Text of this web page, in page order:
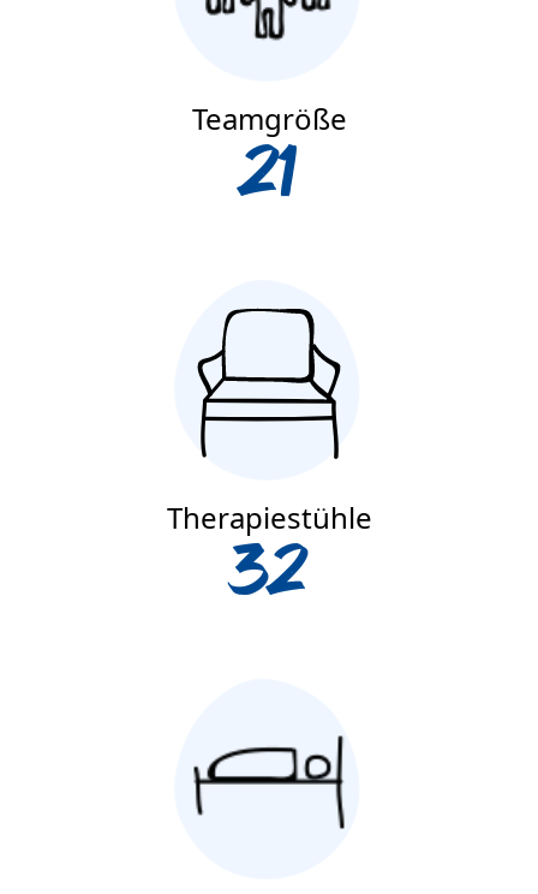
Teamgröße
21
Therapiestühle
32